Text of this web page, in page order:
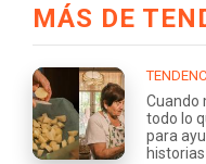
MÁS DE
Cuando
todo lo
para
historias